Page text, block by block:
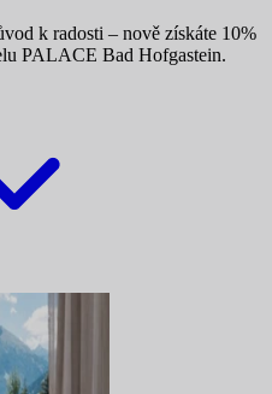
k radosti – nově získáte 10%
PALACE Bad Hofgastein.